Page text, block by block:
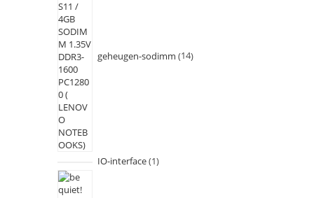
geheugen-sodimm 14
IO-interface 1